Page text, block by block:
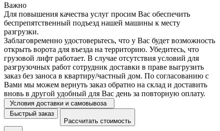
Важно
Для повышения качества услуг просим Вас обеспечить
беспрепятственный подъезд нашей машины к месту
разгрузки.
Заблаговременно удостоверьтесь, что у Вас будет возможность
открыть ворота для въезда на территорию. Убедитесь, что
грузовой лифт работает. В случае отсутствия условий для
разгрузочных работ сотрудник доставки в праве выгрузить
заказ без заноса в квартиру/частный дом. По согласованию с
Вами мы можем вернуть заказ обратно на склад и доставить
вновь в другой удобный для Вас день за повторную оплату.
Условия доставки и самовывоза
Быстрый заказ
Рассчитать стоимость